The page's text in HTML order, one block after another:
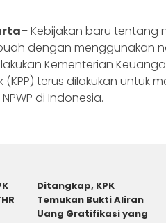
– Kebijakan baru tentang
dengan menggunakan
Kementerian
terus dilakukan untuk
di Indonesia.
Ditangkap, KPK
Temukan Bukti Aliran
Uang Gratifikasi yang